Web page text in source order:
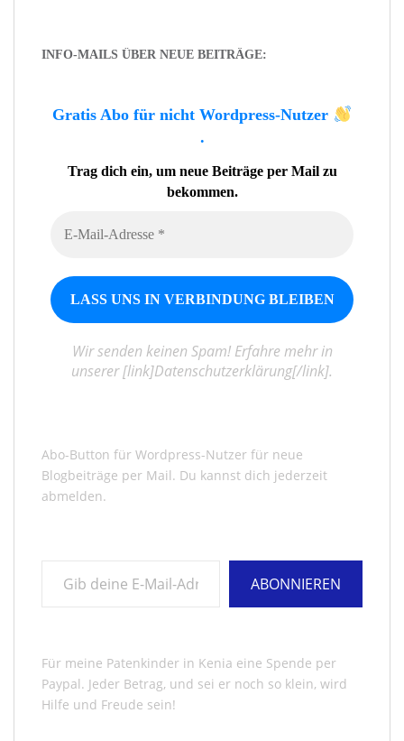
INFO-MAILS ÜBER NEUE BEITRÄGE:
Gratis Abo für nicht Wordpress-Nutzer
.
Trag dich ein, um neue Beiträge per Mail zu
bekommen.
Wir senden keinen Spam! Erfahre mehr in
unserer [link]Datenschutzerklärung[/link].
Abo-Button für Wordpress-Nutzer für neue
Blogbeiträge per Mail. Du kannst dich jederzeit
abmelden.
ABONNIEREN
Für meine Patenkinder in Kenia eine Spende per
Paypal. Jeder Betrag, und sei er noch so klein, wird
Hilfe und Freude sein!